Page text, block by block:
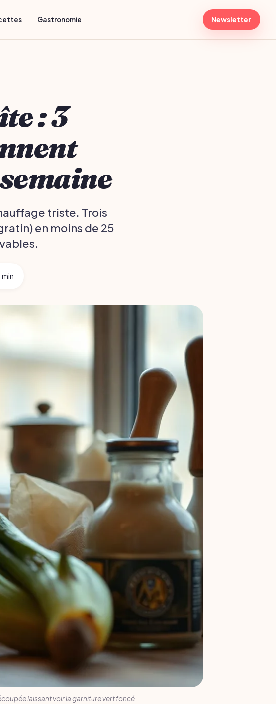
Gastronomie Newsletter
: 3
triste. Trois
en moins de 25
laissant voir la garniture vert foncé